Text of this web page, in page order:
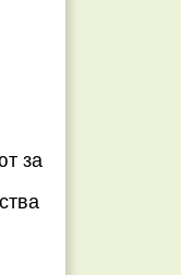
за